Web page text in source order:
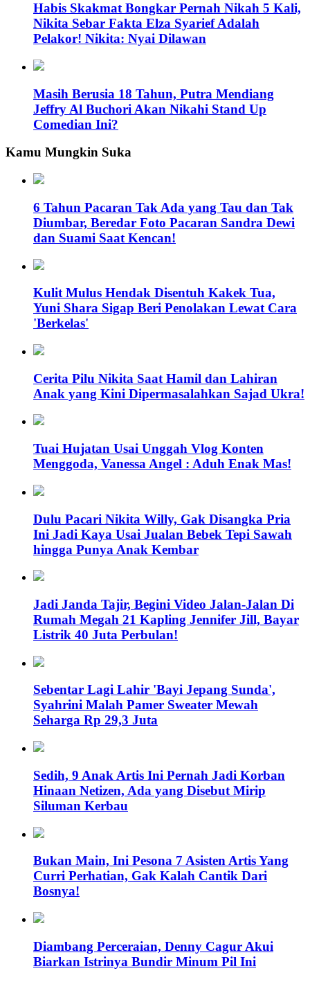
Habis Skakmat Bongkar Pernah Nikah 5 Kali,
Nikita Sebar Fakta Elza Syarief Adalah
Pelakor! Nikita: Nyai Dilawan
Masih Berusia 18 Tahun, Putra Mendiang
Jeffry Al Buchori Akan Nikahi Stand Up
Comedian Ini?
Kamu Mungkin Suka
6 Tahun Pacaran Tak Ada yang Tau dan Tak
Diumbar, Beredar Foto Pacaran Sandra Dewi
dan Suami Saat Kencan!
Kulit Mulus Hendak Disentuh Kakek Tua,
Yuni Shara Sigap Beri Penolakan Lewat Cara
'Berkelas'
Cerita Pilu Nikita Saat Hamil dan Lahiran
Anak yang Kini Dipermasalahkan Sajad Ukra!
Tuai Hujatan Usai Unggah Vlog Konten
Menggoda, Vanessa Angel : Aduh Enak Mas!
Dulu Pacari Nikita Willy, Gak Disangka Pria
Ini Jadi Kaya Usai Jualan Bebek Tepi Sawah
hingga Punya Anak Kembar
Jadi Janda Tajir, Begini Video Jalan-Jalan Di
Rumah Megah 21 Kapling Jennifer Jill, Bayar
Listrik 40 Juta Perbulan!
Sebentar Lagi Lahir 'Bayi Jepang Sunda',
Syahrini Malah Pamer Sweater Mewah
Seharga Rp 29,3 Juta
Sedih, 9 Anak Artis Ini Pernah Jadi Korban
Hinaan Netizen, Ada yang Disebut Mirip
Siluman Kerbau
Bukan Main, Ini Pesona 7 Asisten Artis Yang
Curri Perhatian, Gak Kalah Cantik Dari
Bosnya!
Diambang Perceraian, Denny Cagur Akui
Biarkan Istrinya Bundir Minum Pil Ini